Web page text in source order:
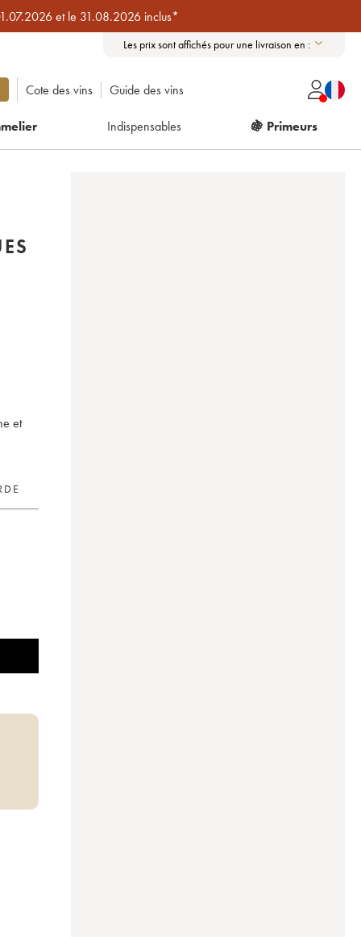
et le 31.08.2026 inclus*
Les prix sont affichés pour une livraison en :
Cote des vins Guide des vins
Indispensables 🍇 Primeurs
et